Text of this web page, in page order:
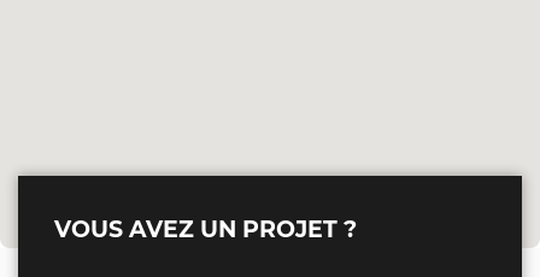
VOUS AVEZ UN PROJET ?